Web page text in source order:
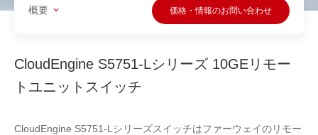
概要 価格・情報のお問い合わせ
CloudEngine S5751-Lシリーズ 10GEリモー
トユニットスイッチ
CloudEngine S5751-Lシリーズスイッチはファーウェイのリモー